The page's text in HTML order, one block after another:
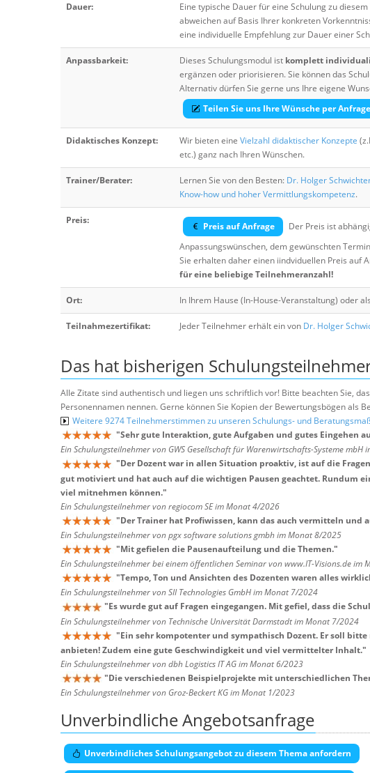
Dauer: Eine typische Dauer für eine Schulung zu
abweichen auf Basis Ihrer konkreten
eine individuelle Empfehlung zur Dauer einer
Anpassbarkeit: Dieses Schulungsmodul ist komplett
ergänzen oder priorisieren. Sie können das
Alternativ dürfen Sie gerne uns Ihre eigene
Teilen Sie uns Ihre Wünsche per
Didaktisches Konzept: Wir bieten eine Vielzahl didaktischer Konzepte
etc.) ganz nach Ihren Wünschen.
Trainer/Berater: Lernen Sie von den Besten: Dr. Holger
Know-how und hoher Vermittlungskompetenz.
Preis:
Preis auf Anfrage
Der Preis ist
Anpassungswünschen, dem gewünschten
Sie erhalten daher einen iindviduellen Preis auf
für eine beliebige Teilnehmeranzahl!
Ort: In Ihrem Hause (In-House-Veranstaltung) oder als
Teilnahmezertifikat: Jeder Teilnehmer erhält ein von Dr. Holger
Das hat bisherigen
Alle Zitate sind authentisch und liegen uns schriftlich vor! Bitte beachten Sie,
Personennamen nennen. Gerne können Sie Kopien der Bewertungsbögen als
Weitere 9274 Teilnehmerstimmen zu unseren Schulungs- und
"Sehr gute Interaktion, gute Aufgaben und gutes Eingehen
Ein Schulungsteilnehmer von GWS Gesellschaft für Warenwirtschafts-Systeme mbH
"Der Dozent war in allen Situation proaktiv, ist auf die
gut motiviert und hat auch auf die wichtigen Pausen geachtet. Rundum
viel mitnehmen können."
Ein Schulungsteilnehmer von regiocom SE im Monat 4/2026
"Der Trainer hat Profiwissen, kann das auch vermitteln
Ein Schulungsteilnehmer von pgx software solutions gmbh im Monat 8/2025
"Mit gefielen die Pausenaufteilung und die Themen."
Ein Schulungsteilnehmer bei einem öffentlichen Seminar von www.IT-Visions.de im
"Tempo, Ton und Ansichten des Dozenten waren alles
Ein Schulungsteilnehmer von SII Technologies GmbH im Monat 7/2024
"Es wurde gut auf Fragen eingegangen. Mit gefiel, dass die
Ein Schulungsteilnehmer von Technische Universität Darmstadt im Monat 7/2024
"Ein sehr kompotenter und sympathisch Dozent. Er soll
anbieten! Zudem eine gute Geschwindigkeit und viel vermittelter Inhalt."
Ein Schulungsteilnehmer von dbh Logistics IT AG im Monat 6/2023
"Die verschiedenen Beispielprojekte mit unterschiedlichen
Ein Schulungsteilnehmer von Groz-Beckert KG im Monat 1/2023
Unverbindliche Angebotsanfrage
Unverbindliches Schulungsangebot zu diesem Thema anfordern